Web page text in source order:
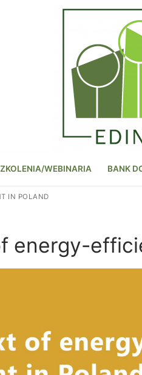
WEBINARIA BANK
IN POLAND
energy-